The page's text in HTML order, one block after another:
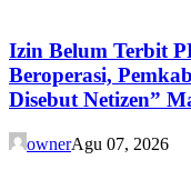
Izin Belum Terbit
Beroperasi,
Disebut Netizen”
ownerAgu 07, 2026